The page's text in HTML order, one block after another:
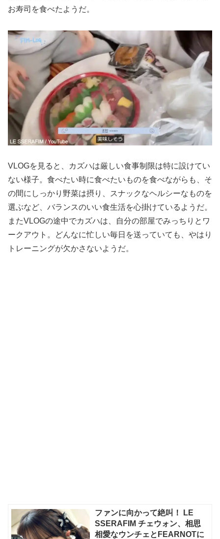
お寿司を食べたようだ。
VLOGを見ると、カズハは厳しい食事制限は特に設けてい
ない様子。食べたい時に食べたいものを食べながらも、そ
の間にしっかり野菜は摂り、スナックなヘルシーなものを
選ぶなど、バランスのいい食生活を心掛けているようだ。
またVLOGの途中でカズハは、自分の部屋でみっちりとワ
ークアウト。どんなに忙しい毎日を送っていても、やはり
トレーニングが欠かさないようだ。
ファンに向かって絶叫！ LE
SSERAFIM チェウォン、相思
相愛なウンチェとFEARNOTに